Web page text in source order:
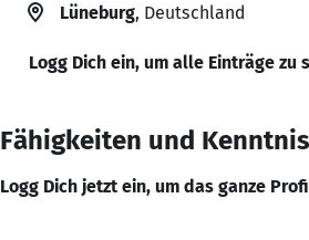
Lüneburg, Deutschland
Logg Dich ein, um alle Einträge zu
Fähigkeiten und
Logg Dich jetzt ein, um das ganze